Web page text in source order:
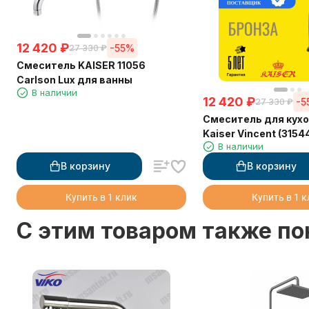
12 420 ₽27 330 ₽ -55%
Смеситель KAISER 11056
Carlson Lux для ванны
В наличии
В корзину
Купить в 1 клик
12 420 ₽27 330 ₽ -
Смеситель для
Kaiser Vincent
В наличии
В корзину
Купить в 1
C этим товаром также